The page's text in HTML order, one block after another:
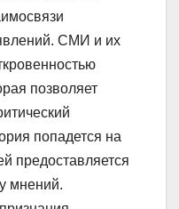
СМИ и их
позволяет
попадется на
предоставляется
мнений.